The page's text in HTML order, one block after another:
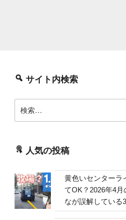
サイト内検索
索:
人気の投稿
黄色いセンターラ
てOK？2026年4
なが誤解している